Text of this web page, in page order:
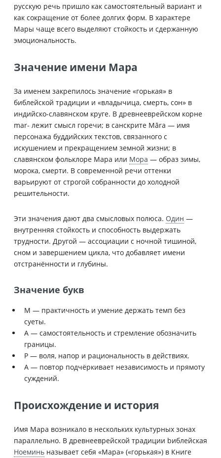
русскую речь пришло как самостоятельный вариант и
как сокращение от более долгих форм. В характере
Мары чаще всего выделяют стойкость и сдержанную
эмоциональность.
Значение имени Мара
За именем закрепилось значение «горькая» в
библейской традиции и «владычица, смерть, сон» в
индийско-славянском круге. В древнееврейском корне
mar- лежит смысл горечи; в санскрите Māra — имя
персонажа буддийских текстов, связанного с
искушением и прекращением земной жизни; в
славянском фольклоре Мара или Мора — образ зимы,
морока, смерти. В современной речи оттенки
варьируют от строгой собранности до холодной
решительности.
Эти значения дают два смысловых полюса. Один —
внутренняя стойкость и способность выдержать
трудности. Другой — ассоциации с ночной тишиной,
сном и завершением цикла, что добавляет имени
отстранённости и глубины.
Значение букв
М — практичность и умение держать темп без
суеты.
А — самостоятельность и стремление обозначить
границы.
Р — воля, напор и рациональность в действиях.
А — повтор подчёркивает независимость и прямоту
суждений.
Происхождение и история
Имя Мара возникало в нескольких культурных зонах
параллельно. В древнееврейской традиции bиблейская
Ноеминь называет себя «Мара» («горькая») в Книге